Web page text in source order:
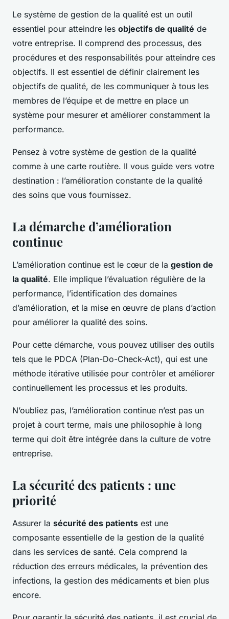
Le système de gestion de la qualité est un outil
essentiel pour atteindre les objectifs de qualité de
votre entreprise. Il comprend des processus, des
procédures et des responsabilités pour atteindre ces
objectifs. Il est essentiel de définir clairement les
objectifs de qualité, de les communiquer à tous les
membres de l’équipe et de mettre en place un
système pour mesurer et améliorer constamment la
performance.
Pensez à votre système de gestion de la qualité
comme à une carte routière. Il vous guide vers votre
destination : l’amélioration constante de la qualité
des soins que vous fournissez.
La démarche d’amélioration
continue
L’amélioration continue est le cœur de la gestion de
la qualité. Elle implique l’évaluation régulière de la
performance, l’identification des domaines
d’amélioration, et la mise en œuvre de plans d’action
pour améliorer la qualité des soins.
Pour cette démarche, vous pouvez utiliser des outils
tels que le PDCA (Plan-Do-Check-Act), qui est une
méthode itérative utilisée pour contrôler et améliorer
continuellement les processus et les produits.
N’oubliez pas, l’amélioration continue n’est pas un
projet à court terme, mais une philosophie à long
terme qui doit être intégrée dans la culture de votre
entreprise.
La sécurité des patients : une
priorité
Assurer la sécurité des patients est une
composante essentielle de la gestion de la qualité
dans les services de santé. Cela comprend la
réduction des erreurs médicales, la prévention des
infections, la gestion des médicaments et bien plus
encore.